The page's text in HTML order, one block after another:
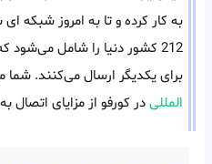
212 کشور دنیا را شامل
برای یکدیگر ارسال می‌کنند. شما
المللیدر کورفو از مزایای